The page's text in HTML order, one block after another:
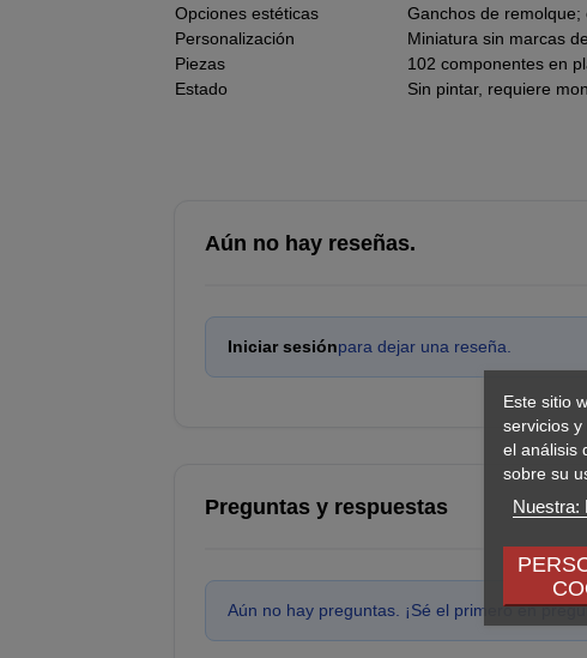
Este sitio
servicios
el análisis
sobre su
Nuestra:
Puedes instalar uno (cada uno opcional):
Lanzacohetes “havoc” montado en torreta (pintle-
Heavy Bolter
Equipamiento extra
Lanzador de misiles “hunter-killer”
Personalización y detalles estéticos
Marines Espaciales
Opciones estéticas
Ganchos de
Personalización
Miniatura sin marcas
Piezas
102 componentes en
Estado
Sin pintar, requiere
Aún no hay reseñas.
Iniciar sesiónpara dejar una reseña.
Preguntas y respuestas
Aún no hay preguntas. ¡Sé el primero en